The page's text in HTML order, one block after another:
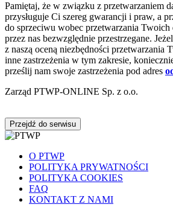
Pamiętaj, że w związku z przetwarzaniem
przysługuje Ci szereg gwarancji i praw, a
do sprzeciwu wobec przetwarzania Twoich
przez nas bezwzględnie przestrzegane.
z naszą oceną niezbędności przetwarzania
inne zastrzeżenia w tym zakresie,
prześlij nam swoje zastrzeżenia pod adres
Zarząd PTWP-ONLINE Sp. z o.o.
Przejdź do serwisu
O PTWP
POLITYKA PRYWATNOŚCI
POLITYKA COOKIES
FAQ
KONTAKT Z NAMI